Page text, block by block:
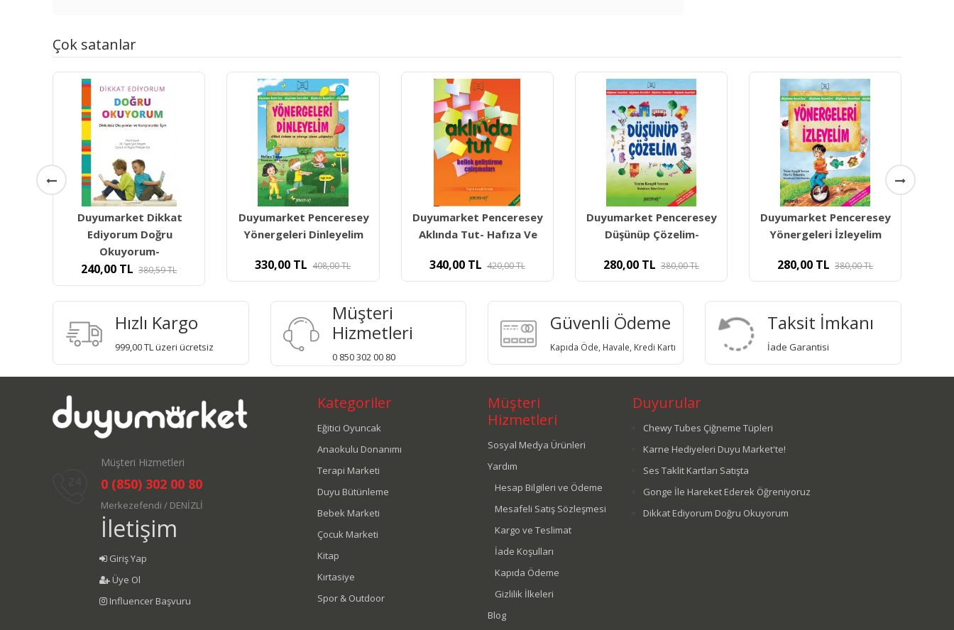
Çok satanlar
Duyumarket Penceresey
Yönergeleri Dinleyelim
330,00 TL 408,00TL
Duyumarket Penceresey
Aklında Tut- Hafıza Ve
340,00 TL 420,00TL
Duyumarket Penceresey
Düşünüp Çözelim-
280,00 TL 380,00TL
Duyumarket Penceresey
Yönergeleri İzleyelim
280,00 TL 380,00TL
Duyumarket Penceresey
Öykülerle Dinle Düşün
330,00 TL 388,22TL
Hızlı Kargo
999,00 TL üzeri ücretsiz
Müşteri
Hizmetleri
0 850 302 00 80
Güvenli Ödeme
Kapıda Öde, Havale, Kredi Kartı
Taksit İmkanı
İade Garantisi
Müşteri Hizmetleri
0 (850) 302 00 80
Merkezefendi / DENİZLİ
İletişim
Giriş Yap
Üye Ol
Influencer Başvuru
Kategoriler
Eğitici Oyuncak
Anaokulu Donanımı
Terapi Marketi
Duyu Bütünleme
Bebek Marketi
Çocuk Marketi
Kitap
Kırtasiye
Spor & Outdoor
Müşteri
Hizmetleri
Sosyal Medya Ürünleri
Yardım
Hesap Bilgileri ve Ödeme
Mesafeli Satış Sözleşmesi
Kargo ve Teslimat
İade Koşulları
Kapıda Ödeme
Gizlilik İlkeleri
Blog
Duyurular
Chewy Tubes Çiğneme Tüpleri
Karne Hediyeleri Duyu Market'te!
Ses Taklit Kartları Satışta
Gonge İle Hareket Ederek Öğreniyoruz
Dikkat Ediyorum Doğru Okuyorum